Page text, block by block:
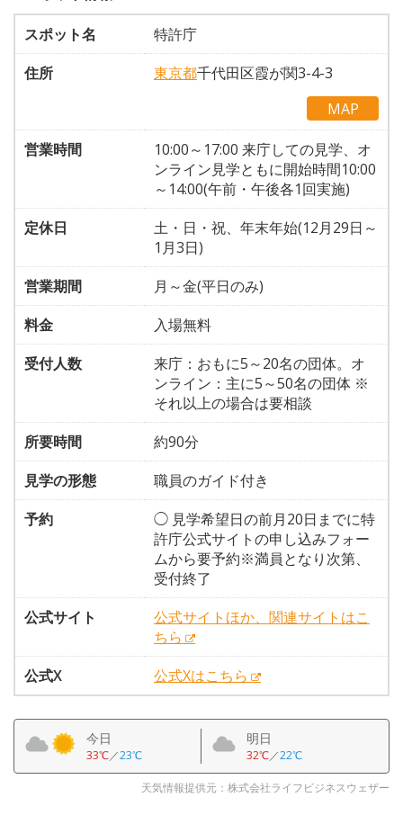
スポット名
特許庁
住所
東京都千代田区霞が関3-4-3
MAP
営業時間
10:00～17:00 来庁しての見学、オ
ンライン見学ともに開始時間10:00
～14:00(午前・午後各1回実施)
定休日
土・日・祝、年末年始(12月29日～
1月3日)
営業期間
月～金(平日のみ)
料金
入場無料
受付人数
来庁：おもに5～20名の団体。オ
ンライン：主に5～50名の団体 ※
それ以上の場合は要相談
所要時間
約90分
見学の形態
職員のガイド付き
予約
◯ 見学希望日の前月20日までに特
許庁公式サイトの申し込みフォー
ムから要予約※満員となり次第、
受付終了
公式サイト
公式サイトほか、関連サイトはこ
ちら
公式X
公式Xはこちら
今日
33℃／23℃
明日
32℃／22℃
天気情報提供元：株式会社ライフビジネスウェザー